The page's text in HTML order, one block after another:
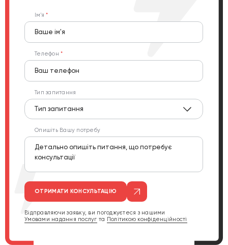
Ім'я
Телефон
Тип запитання
Тип запитання
Опишіть Вашу потребу
ОТРИМАТИ КОНСУЛЬТАЦІЮ
Відправляючи заявку, ви погоджуєтеся з нашими
Умовами надання послуг та Політикою конфіденційності